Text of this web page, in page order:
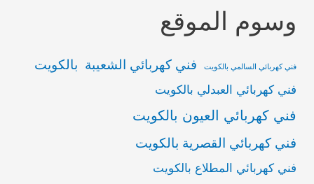
وسوم الموقع
فني كهربائي السالمي بالكويت فني كهربائي الشعيبة بالكويت
فني كهربائي العبدلي بالكويت
فني كهربائي العيون بالكويت
فني كهربائي القصرية بالكويت
فني كهربائي المطلاع بالكويت